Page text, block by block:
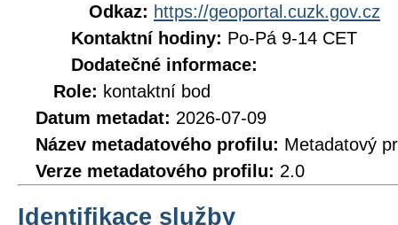
Odkaz: https://geoportal.cuzk.gov.cz
Kontaktní hodiny: Po-Pá 9-14 CET
Dodatečné informace:
Role: kontaktní bod
Datum metadat: 2026-07-09
Název metadatového profilu: Metadatový
Verze metadatového profilu: 2.0
Identifikace služby